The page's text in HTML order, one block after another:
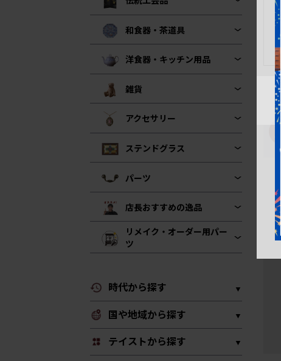
和食器・茶道具
洋食器・キッチン用品
雑貨
アクセサリー
ステンドグラス
パーツ
店長おすすめの逸品
リメイク・オーダー用パー
ツ
時代から探す
国や地域から探す
テイストから探す